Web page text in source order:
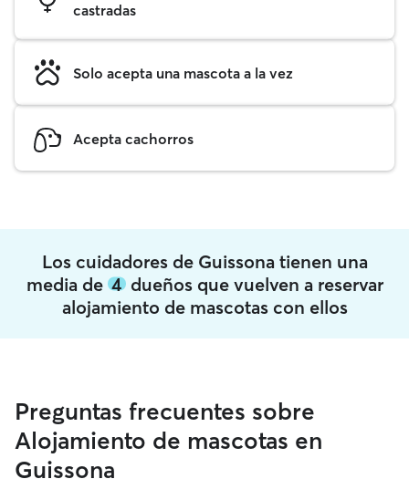
castradas
Solo acepta una mascota a la vez
Acepta cachorros
Los cuidadores de Guissona tienen una
media de 4dueños que vuelven a reservar
alojamiento de mascotas con ellos
Preguntas frecuentes sobre
Alojamiento de mascotas en
Guissona